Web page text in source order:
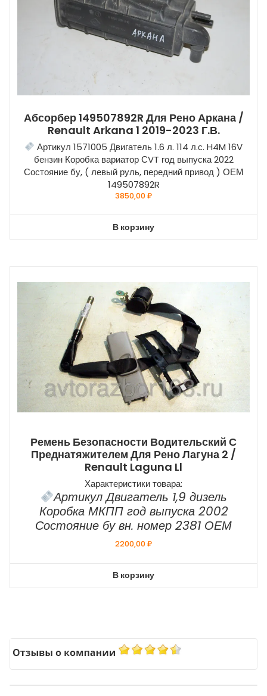
Абсорбер 149507892R Для Рено Аркана /
Renault Arkana 1 2019-2023 Г.в.
Артикул 1571005 Двигатель 1.6 л. 114 л.с. H4M 16V
бензин Коробка вариатор СVT год выпуска 2022
Состояние бу, ( левый руль, передний привод ) ОЕМ
149507892R
3850,00₽
В корзину
Ремень Безопасности Водительский С
Преднатяжителем Для Рено Лагуна 2 /
Renault Laguna Ll
Характеристики товара:
Артикул Двигатель 1,9 дизель
Коробка МКПП год выпуска 2002
Состояние бу вн. номер 2381 ОЕМ
2200,00₽
В корзину